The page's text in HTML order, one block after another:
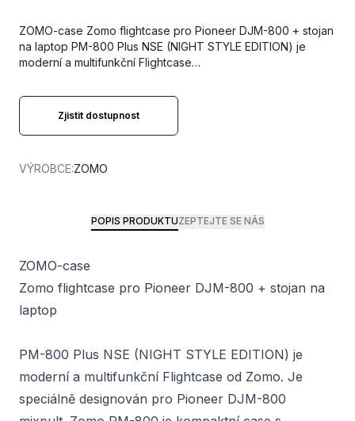
ZOMO-case Zomo flightcase pro Pioneer DJM-800 + stojan
na laptop PM-800 Plus NSE (NIGHT STYLE EDITION) je
moderní a multifunkční Flightcase…
Zjistit dostupnost
VÝROBCE:ZOMO
POPIS PRODUKTUZEPTEJTE SE NÁS
ZOMO-case
Zomo flightcase pro Pioneer DJM-800 + stojan na
laptop
PM-800 Plus NSE (NIGHT STYLE EDITION) je
moderní a multifunkční Flightcase od Zomo. Je
speciálně designován pro Pioneer DJM-800